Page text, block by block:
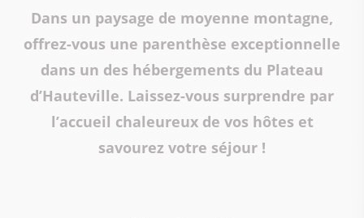
Dans un paysage de moyenne montagne,
offrez-vous une parenthèse exceptionnelle
dans un des hébergements du Plateau
d’Hauteville. Laissez-vous surprendre par
l’accueil chaleureux de vos hôtes et
savourez votre séjour !